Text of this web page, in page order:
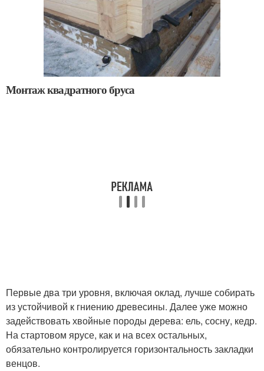
Монтаж квадратного бруса
Первые два три уровня, включая оклад, лучше собирать
из устойчивой к гниению древесины. Далее уже можно
задействовать хвойные породы дерева: ель, сосну, кедр.
На стартовом ярусе, как и на всех остальных,
обязательно контролируется горизонтальность закладки
венцов.